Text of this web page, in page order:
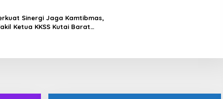
Sinergi Jaga Kamtibmas,
Ketua KKSS Kutai Barat